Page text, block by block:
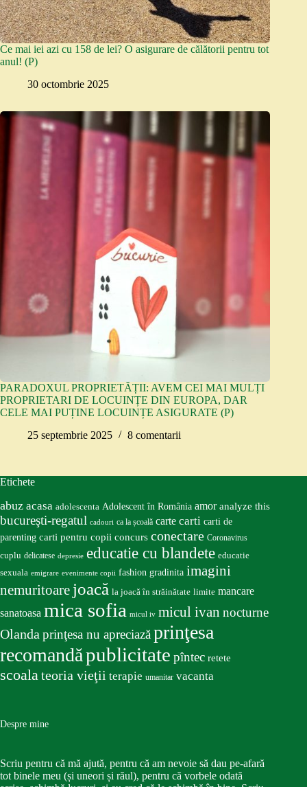
Ce mai iei azi cu 158 de lei? O asigurare de călătorii pentru tot
anul! (P)
30 octombrie 2025
PARADOXUL PROPRIETĂȚII: AVEM CEI MAI MULȚI
PROPRIETARI DE LOCUINȚE DIN EUROPA, DAR
CELE MAI PUȚINE LOCUINȚE ASIGURATE (P)
25 septembrie 2025
8 comentarii
Etichete
abuz acasa adolescenta Adolescent în România amor analyze this
bucureşti-regatul cadouri ca la școală carte carti carti de
parenting carti pentru copii concurs conectare Coronavirus
cuplu delicatese depresie educatie cu blandete educatie
sexuala emigrare evenimente copii fashion gradinita imagini
nemuritoare joacă la joacă în străinătate limite mancare
sanatoasa mica sofia micul iv micul ivan nocturne
Olandaprinţesa nu apreciazăprinţesa
recomandăpublicitate pîntec retete
scoalateoria vieţii terapie umanitar vacanta
Despre mine
Scriu pentru că mă ajută, pentru că am nevoie să dau pe-afară
tot binele meu (și uneori și răul), pentru că vorbele odată